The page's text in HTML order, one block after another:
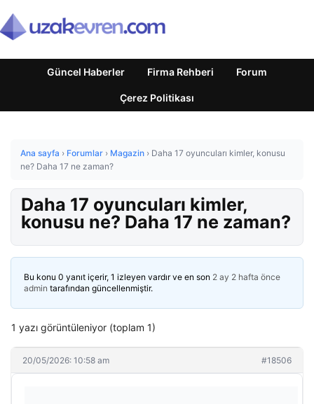
Güncel Haberler Firma Rehberi Forum
Çerez Politikası
Ana sayfa › Forumlar › Magazin › Daha 17 oyuncuları kimler, konusu
ne? Daha 17 ne zaman?
Daha 17 oyuncuları kimler,
konusu ne? Daha 17 ne zaman?
Bu konu 0 yanıt içerir, 1 izleyen vardır ve en son 2 ay 2 hafta önce
admin tarafından güncellenmiştir.
1 yazı görüntüleniyor (toplam 1)
20/05/2026: 10:58 am #18506